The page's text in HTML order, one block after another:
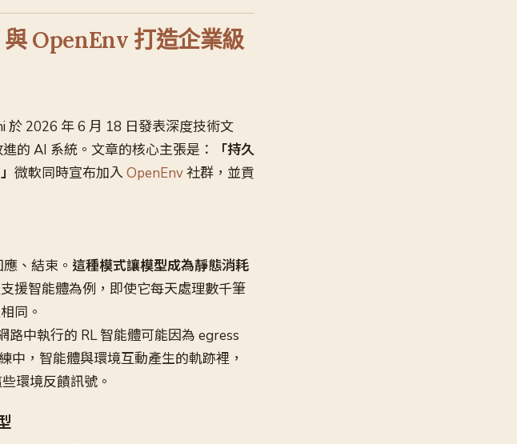
OpenEnv 打造企業級
於 2026 年 6 月 18 日發表深度技術文
的 AI 系統。文章的核心主張是：
「持久
微軟同時宣布加入OpenEnv社群，並貢
、結束。 這種模式讓模型成為靜態消耗
援智能體為例，即使它每天處理數千筆
同。
中執行的 RL 智能體可能因為 egress
中，智能體與環境互動產生的軌跡裡，
環境反饋訊號。